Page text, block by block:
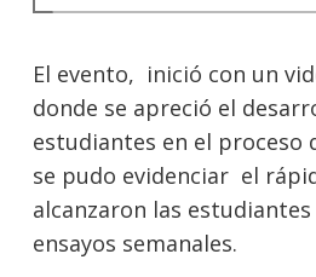
El evento, inició con un
donde se apreció el
estudiantes en el proceso
se pudo evidenciar el
alcanzaron las
ensayos semanales.